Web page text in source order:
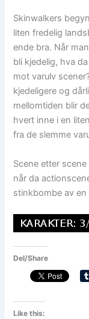
Skinwalkers
liten fredelig
ende bra. Når
bli kjedelig, hva
mot varulv
kjedeligere og
mellomtiden blir
hvert inne i en
fra de slemme
Scene etter
når da
stinkbombe av en
Del/Share
Like this: